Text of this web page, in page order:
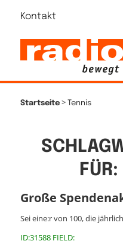
Kontakt
Startseite> Tennis
FÜR:
Große
Sei eine:r von 100, die
ID:31588 FIELD: